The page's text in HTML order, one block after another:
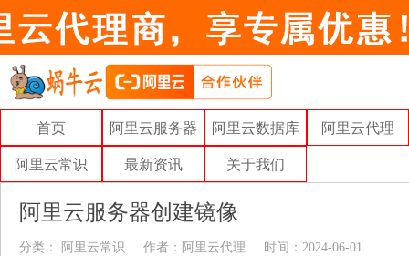
首页 阿里云服务器 阿里云数据库 阿里云代理
阿里云常识 最新资讯 关于我们
阿里云服务器创建镜像
分类： 阿里云常识 作者： 阿里云代理
时间：2024-06-01